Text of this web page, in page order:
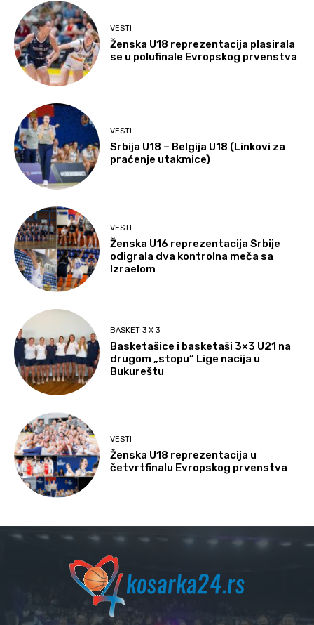
VESTI
Ženska U18 reprezentacija plasirala
se u polufinale Evropskog prvenstva
VESTI
Srbija U18 – Belgija U18 (Linkovi za
praćenje utakmice)
VESTI
Ženska U16 reprezentacija Srbije
odigrala dva kontrolna meča sa
Izraelom
BASKET 3 X 3
Basketašice i basketaši 3×3 U21 na
drugom „stopu“ Lige nacija u
Bukureštu
VESTI
Ženska U18 reprezentacija u
četvrtfinalu Evropskog prvenstva